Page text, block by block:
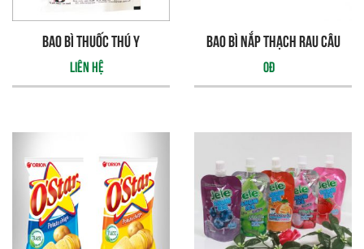
Bao Bì Thuốc thú y
Liên hệ
bao bì nắp thạch rau câu
0đ